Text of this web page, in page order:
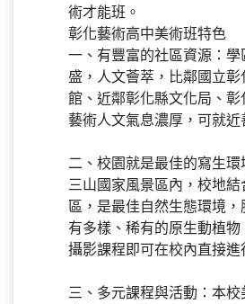
能班，為全國唯一一所六年
術才能班。
彰化藝術高中美術班特色
一、有豐富的社區資源：學
盛，人文薈萃，比鄰國立彰
館、近鄰彰化縣文化局、彰
二、校園就是最佳的寫生環
三山國家風景區內，校地
區，是最佳自然生態環境，
有多樣、稀有的原生動植物